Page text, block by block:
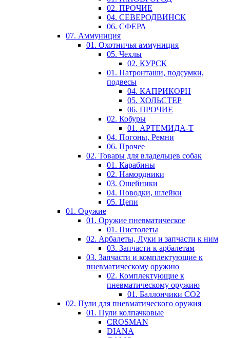
02. ПРОЧИЕ
04. СЕВЕРОДВИНСК
06. СФЕРА
07. Аммуниция
01. Охотничья аммуниция
05. Чехлы
02. КУРСК
01. Патронташи, подсумки,
подвесы
04. КАПРИКОРН
05. ХОЛЬСТЕР
06. ПРОЧИЕ
02. Кобуры
01. АРТЕМИДА-Т
04. Погоны, Ремни
06. Прочее
02. Товары для владельцев собак
01. Карабины
02. Намордники
03. Ошейники
04. Поводки, шлейки
05. Цепи
01. Оружие
01. Оружие пневматическое
01. Пистолеты
02. Арбалеты, Луки и запчасти к ним
03. Запчасти к арбалетам
03. Запчасти и комплектующие к
пневматическому оружию
02. Комплектующие к
пневматическому оружию
01. Баллончики СО2
02. Пули для пневматического оружия
01. Пули колпачковые
CROSMAN
DIANA